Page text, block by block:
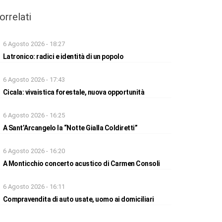
6 Agosto 2026 - 18:27
Latronico: radici e identità di un popolo
6 Agosto 2026 - 17:43
Cicala: vivaistica forestale, nuova opportunità
6 Agosto 2026 - 16:25
A Sant’Arcangelo la “Notte Gialla Coldiretti”
6 Agosto 2026 - 16:20
A Monticchio concerto acustico di Carmen Consoli
6 Agosto 2026 - 16:11
Compravendita di auto usate, uomo ai domiciliari